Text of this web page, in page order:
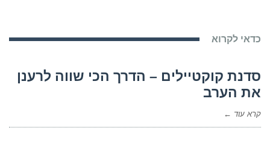
כדאי לקרוא
סדנת קוקטיילים – הדרך הכי שווה לרענן
את הערב
קרא עוד ←